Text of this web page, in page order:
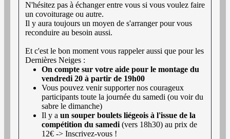
N'hésitez pas à échanger entre vous si vous voulez faire
un covoiturage ou autre.
Il y aura toujours un moyen de s'arranger pour vous
reconduire au besoin aussi.
Et c'est le bon moment vous rappeler aussi que pour les
Dernières Neiges :
On compte sur votre aide pour le montage du
vendredi 20 à partir de 19h00
Vous pouvez venir supporter nos courageux
participants toute la journée du samedi (ou voir du
sabre le dimanche)
Il y a un souper boulets liégeois à l'issue de la
compétition du samedi (vers 18h30) au prix de
12€ -> Inscrivez-vous !